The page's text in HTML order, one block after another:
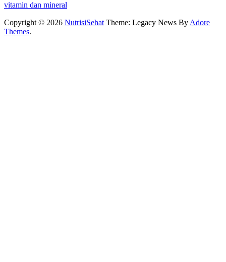
vitamin dan mineral
Copyright © 2026 NutrisiSehat Theme: Legacy News By Adore
Themes.